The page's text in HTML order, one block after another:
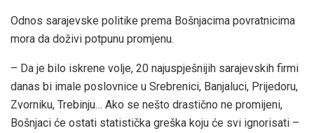
Odnos sarajevske politike prema Bošnjacima povratnicima
mora da doživi potpunu promjenu.
– Da je bilo iskrene volje, 20 najuspješnijih sarajevskih firmi
danas bi imale poslovnice u Srebrenici, Banjaluci, Prijedoru,
Zvorniku, Trebinju… Ako se nešto drastično ne promijeni,
Bošnjaci će ostati statistička greška koju će svi ignorisati –